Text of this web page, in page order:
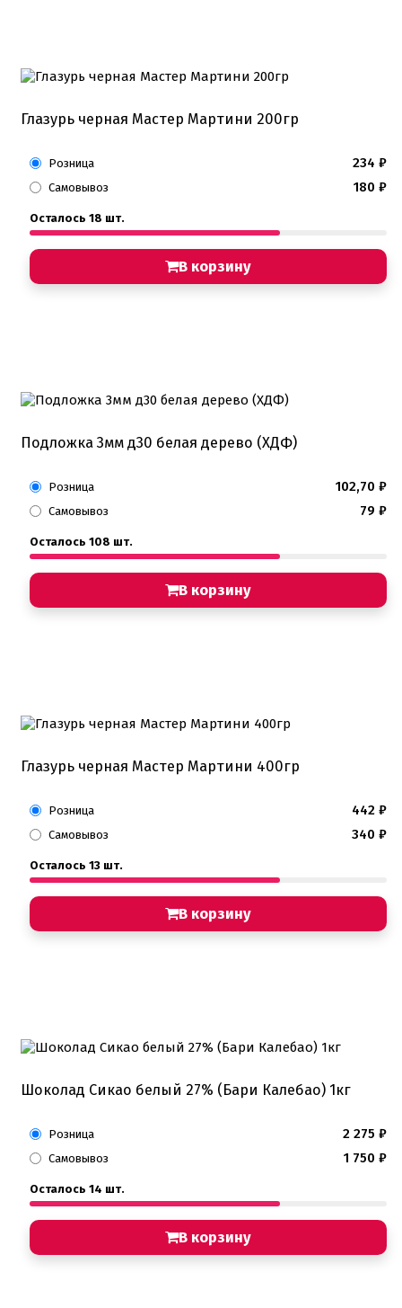
Глазурь черная Мастер Мартини 200гр
Розница 234 ₽
Самовывоз 180 ₽
Осталось 18 шт.
В корзину
Подложка 3мм д30 белая дерево (ХДФ)
Розница 102,70 ₽
Самовывоз 79 ₽
Осталось 108 шт.
В корзину
Глазурь черная Мастер Мартини 400гр
Розница 442 ₽
Самовывоз 340 ₽
Осталось 13 шт.
В корзину
Шоколад Сикао белый 27% (Бари Калебао) 1кг
Розница 2 275 ₽
Самовывоз 1 750 ₽
Осталось 14 шт.
В корзину